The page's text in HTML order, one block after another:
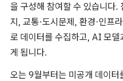
을 구성해 참여할 수 있습니다.
지, 교통·도시문제, 환경·인프
로 데이터를 수집하고, AI 모
게 됩니다.
오는 9월부터는 미공개 데이터